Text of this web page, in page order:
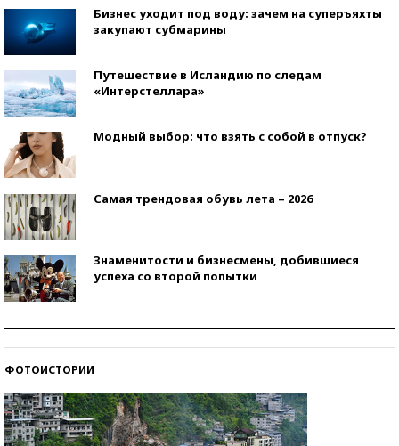
Бизнес уходит под воду: зачем на суперъяхты
закупают субмарины
Путешествие в Исландию по следам
«Интерстеллара»
Модный выбор: что взять с собой в отпуск?
Самая трендовая обувь лета – 2026
Знаменитости и бизнесмены, добившиеся
успеха со второй попытки
ФОТОИСТОРИИ